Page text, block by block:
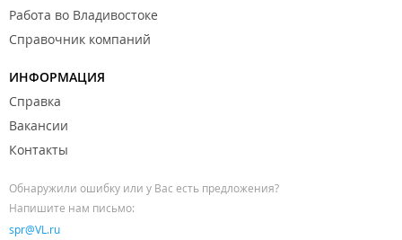
Работа во Владивостоке
Справочник компаний
ИНФОРМАЦИЯ
Справка
Вакансии
Контакты
Обнаружили ошибку или у Вас есть предложения?
Напишите нам письмо:
spr@VL.ru